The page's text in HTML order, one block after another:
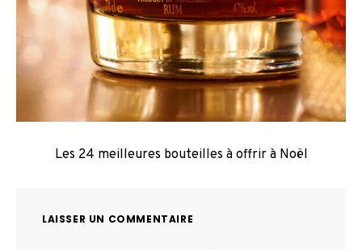
Les 24 meilleures bouteilles à offrir à Noël
LAISSER UN COMMENTAIRE